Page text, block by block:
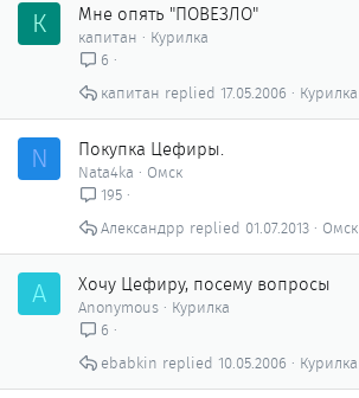
К Мне опять "ПОВЕЗЛО"
капитан
Курилка
6
Курилка
17.05.2006
капитан
N Покупка Цефиры.
Nata4ka
Омск
195
Омск
01.07.2013
Александрр
A Хочу Цефиру, посему вопросы
Anonymous
Курилка
6
Курилка
10.05.2006
ebabkin